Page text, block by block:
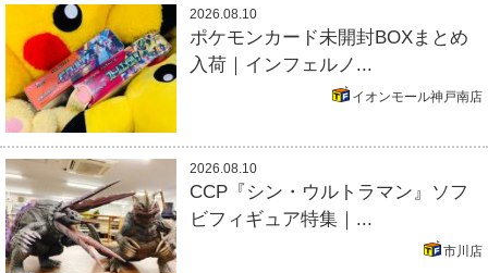
2026.08.10
ポケモンカード未開封BOXまとめ
入荷｜インフェルノ...
イオンモール神戸南店
2026.08.10
CCP『シン・ウルトラマン』ソフ
ビフィギュア特集｜...
市川店